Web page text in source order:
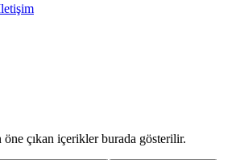
çıkan içerikler burada gösterilir.